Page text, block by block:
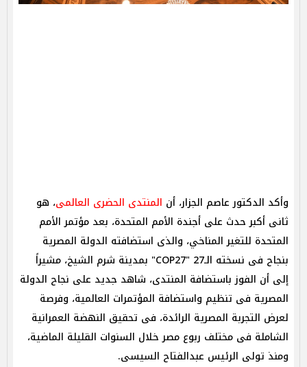
وأكد الدكتور عاصم الجزار، أن المنتدى الحضرى العالمى، هو
ثانى أكبر حدث على أجندة الأمم المتحدة، بعد مؤتمر الأمم
المتحدة للتغير المناخي، والذى استضافته الدولة المصرية
بنجاح فى نسخته الـ27 "COP27" بمدينة شرم الشيخ، مشيراً
إلى أن الفوز باستضافة المنتدى، شاهد جديد على نجاح الدولة
المصرية فى تنظيم واستضافة المؤتمرات العالمية، وفرصة
لعرض التجربة المصرية الرائدة، فى تحقيق النهضة العمرانية
الشاملة فى مختلف ربوع مصر خلال السنوات القليلة الماضية،
ومنذ تولى الرئيس عبدالفتاح السيسى.